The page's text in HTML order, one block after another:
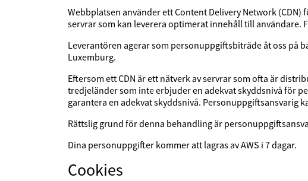
Webbplatsen använder ett Content Delivery Network
servrar som kan leverera optimerat innehåll till användare.
Leverantören agerar som personuppgiftsbiträde åt oss på
Luxemburg.
Eftersom ett CDN är ett nätverk av servrar som ofta är
tredjeländer som inte erbjuder en adekvat skyddsnivå för
garantera en adekvat skyddsnivå. Personuppgiftsansvarig
Rättslig grund för denna behandling är
Dina personuppgifter kommer att lagras av AWS i 7 dagar.
Cookies